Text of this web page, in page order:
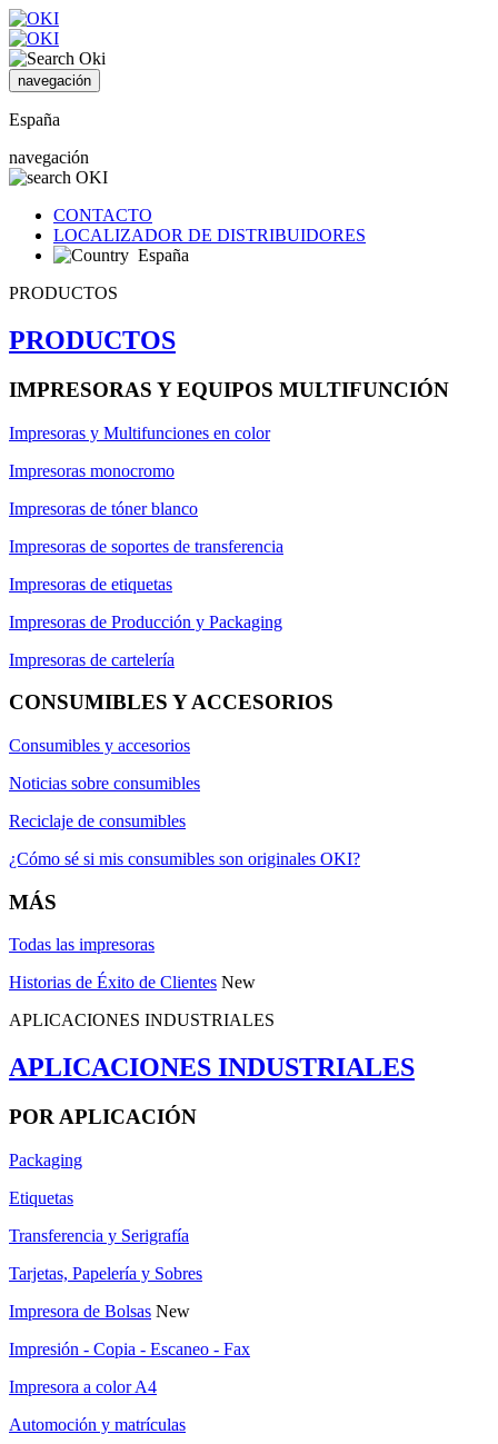
navegación
España
navegación
CONTACTO
LOCALIZADOR DE DISTRIBUIDORES
España
PRODUCTOS
PRODUCTOS
IMPRESORAS Y EQUIPOS MULTIFUNCIÓN
Impresoras y Multifunciones en color
Impresoras monocromo
Impresoras de tóner blanco
Impresoras de soportes de transferencia
Impresoras de etiquetas
Impresoras de Producción y Packaging
Impresoras de cartelería
CONSUMIBLES Y ACCESORIOS
Consumibles y accesorios
Noticias sobre consumibles
Reciclaje de consumibles
¿Cómo sé si mis consumibles son originales OKI?
MÁS
Todas las impresoras
Historias de Éxito de Clientes New
APLICACIONES INDUSTRIALES
APLICACIONES INDUSTRIALES
POR APLICACIÓN
Packaging
Etiquetas
Transferencia y Serigrafía
Tarjetas, Papelería y Sobres
Impresora de Bolsas New
Impresión - Copia - Escaneo - Fax
Impresora a color A4
Automoción y matrículas